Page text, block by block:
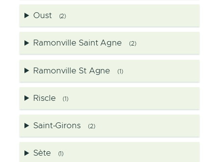
Oust (2)
Ramonville Saint Agne (2)
Ramonville St Agne (1)
Riscle (1)
Saint-Girons (2)
Sète (1)